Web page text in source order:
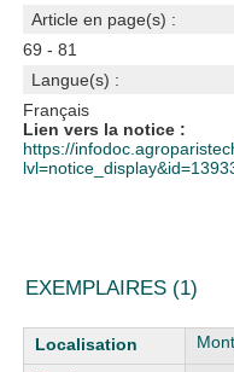
Article en page(s) :
69 - 81
Langue(s) :
Français
Lien vers la notice :
https://
EXEMPLAIRES (1)
Liste des exemplaires